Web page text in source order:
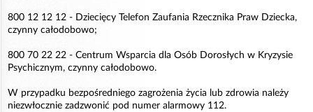
800 12 12 12 - Dziecięcy Telefon Zaufania Rzecznika Praw Dziecka,
czynny całodobowo;
800 70 22 22 - Centrum Wsparcia dla Osób Dorosłych w Kryzysie
Psychicznym, czynny całodobowo.
W przypadku bezpośredniego zagrożenia życia lub zdrowia należy
niezwłocznie zadzwonić pod numer alarmowy 112.